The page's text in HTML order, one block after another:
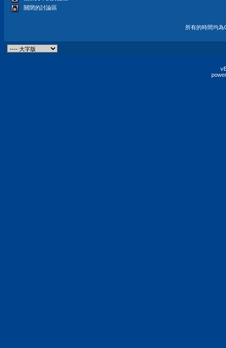
關閉的討論區
所有的時間均為